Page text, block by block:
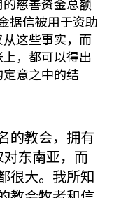
据信被用于资助
这些事实，而
，都可以得出
意之中的结
的教会，拥有
东南亚，而
很大。我所知